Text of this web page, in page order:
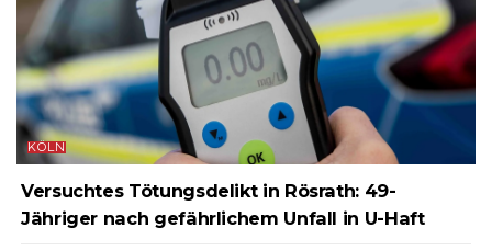
KÖLN
Versuchtes Tötungsdelikt in Rösrath: 49-
Jähriger nach gefährlichem Unfall in U-Haft